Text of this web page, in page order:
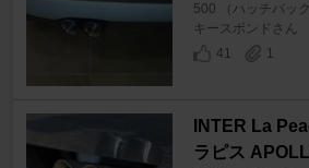
500 （ハッチバック
キースボンドさん
41
1
INTER La
ラピス